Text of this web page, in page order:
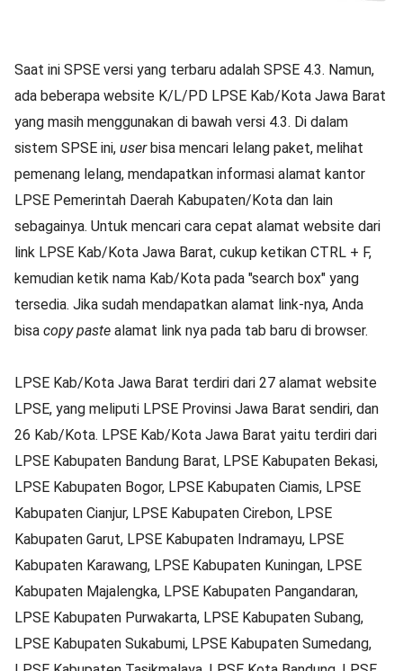
Saat ini SPSE versi yang terbaru adalah SPSE 4.3. Namun,
ada beberapa website K/L/PD LPSE Kab/Kota Jawa Barat
yang masih menggunakan di bawah versi 4.3. Di dalam
sistem SPSE ini, userbisa mencari lelang paket, melihat
pemenang lelang, mendapatkan informasi alamat kantor
LPSE Pemerintah Daerah Kabupaten/Kota dan lain
sebagainya. Untuk mencari cara cepat alamat website dari
link LPSE Kab/Kota Jawa Barat, cukup ketikan CTRL + F,
kemudian ketik nama Kab/Kota pada "search box" yang
tersedia. Jika sudah mendapatkan alamat link-nya, Anda
bisa copy paste alamat link nya pada tab baru di browser.
LPSE Kab/Kota Jawa Barat terdiri dari 27 alamat website
LPSE, yang meliputi LPSE Provinsi Jawa Barat sendiri, dan
26 Kab/Kota. LPSE Kab/Kota Jawa Barat yaitu terdiri dari
LPSE Kabupaten Bandung Barat, LPSE Kabupaten Bekasi,
LPSE Kabupaten Bogor, LPSE Kabupaten Ciamis, LPSE
Kabupaten Cianjur, LPSE Kabupaten Cirebon, LPSE
Kabupaten Garut, LPSE Kabupaten Indramayu, LPSE
Kabupaten Karawang, LPSE Kabupaten Kuningan, LPSE
Kabupaten Majalengka, LPSE Kabupaten Pangandaran,
LPSE Kabupaten Purwakarta, LPSE Kabupaten Subang,
LPSE Kabupaten Sukabumi, LPSE Kabupaten Sumedang,